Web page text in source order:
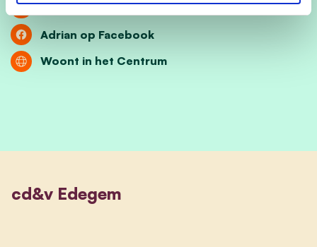
Mail mij
Adrian op Facebook
Woont in het Centrum
cd&v Edegem